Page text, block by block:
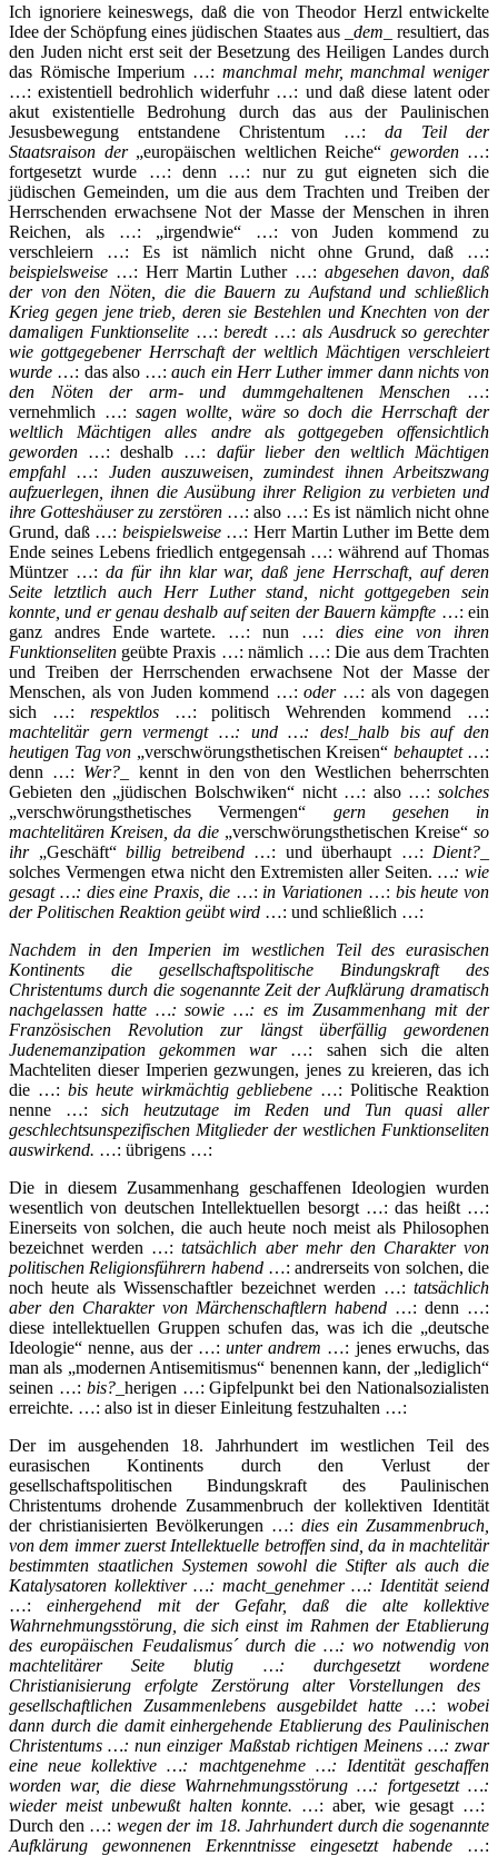
Ich ignoriere keineswegs, daß die von Theodor Herzl entwickelte
Idee der Schöpfung eines jüdischen Staates aus _ dem _ resultiert, das
den Juden nicht erst seit der Besetzung des Heiligen Landes durch
das Römische Imperium …: manchmal mehr, manchmal weniger
…: existentiell bedrohlich widerfuhr …: und daß diese latent oder
akut existentielle Bedrohung durch das aus der Paulinischen
Jesusbewegung entstandene Christentum …: da Teil der
Staatsraison der „europäischen weltlichen Reiche“ geworden…:
fortgesetzt wurde …: denn …: nur zu gut eigneten sich die
jüdischen Gemeinden, um die aus dem Trachten und Treiben der
Herrschenden erwachsene Not der Masse der Menschen in ihren
Reichen, als …: „irgendwie“ …: von Juden kommend zu
verschleiern …: Es ist nämlich nicht ohne Grund, daß …:
beispielsweise …: Herr Martin Luther …: abgesehen davon, daß
der von den Nöten, die die Bauern zu Aufstand und schließlich
Krieg gegen jene trieb, deren sie Bestehlen und Knechten von der
damaligen Funktionselite…:beredt …: als Ausdruck so gerechter
wie gottgegebener Herrschaft der weltlich Mächtigen verschleiert
wurde …: das also …:auch ein Herr Luther immer dann nichts von
den Nöten der arm- und dummgehaltenen Menschen …:
vernehmlich …: sagen wollte, wäre so doch die Herrschaft der
weltlich Mächtigen alles andre als gottgegeben offensichtlich
geworden …: deshalb …: dafür lieber den weltlich Mächtigen
empfahl …: Juden auszuweisen, zumindest ihnen Arbeitszwang
aufzuerlegen, ihnen die Ausübung ihrer Religion zu verbieten und
ihre Gotteshäuser zu zerstören …: also …: Es ist nämlich nicht ohne
Grund, daß …: beispielsweise…: Herr Martin Luther im Bette dem
Ende seines Lebens friedlich entgegensah …: während auf Thomas
Müntzer …: da für ihn klar war, daß jene Herrschaft, auf deren
Seite letztlich auch Herr Luther stand, nicht gottgegeben sein
konnte, und er genau deshalb auf seiten der Bauern kämpfte …: ein
ganz andres Ende wartete. …: nun …: dies eine von ihren
Funktionseliten geübte Praxis …: nämlich …: Die aus dem Trachten
und Treiben der Herrschenden erwachsene Not der Masse der
Menschen, als von Juden kommend …:oder…: als von dagegen
sich …: respektlos…: politisch Wehrenden kommend …:
machtelitär gern vermengt …: und …: des!_halb bis auf den
heutigen Tag von „verschwörungsthetischen Kreisen“ behauptet…:
denn …: Wer? _ kennt in den von den Westlichen beherrschten
Gebieten den „jüdischen Bolschwiken“ nicht …: also …: solches
„verschwörungsthetisches Vermengen“ gern gesehen in
machtelitären Kreisen, da die „verschwörungsthetischen Kreise“so
ihr„Geschäft“ billig betreibend…: und überhaupt …: Dient?
solches Vermengen etwa nicht den Extremisten aller Seiten.…:wie
gesagt …: dies eine Praxis, die …: in Variationen …: bis heute von
der Politischen Reaktion geübt wird …: und schließlich …:
Nachdem in den Imperien im westlichen Teil des eurasischen
Kontinents die gesellschaftspolitische Bindungskraft des
Christentums durch die sogenannte Zeit der Aufklärung dramatisch
nachgelassen hatte …: sowie …: es im Zusammenhang mit der
Französischen Revolution zur längst überfällig gewordenen
Judenemanzipation gekommen war…: sahen sich die alten
Machteliten dieser Imperien gezwungen, jenes zu kreieren, das ich
die …: bis heute wirkmächtig gebliebene …: Politische Reaktion
nenne …:sich heutzutage im Reden und Tun quasi aller
geschlechtsunspezifischen Mitglieder der westlichen Funktionseliten
auswirkend. …: übrigens …:
Die in diesem Zusammenhang geschaffenen Ideologien wurden
wesentlich von deutschen Intellektuellen besorgt …: das heißt …:
Einerseits von solchen, die auch heute noch meist als Philosophen
bezeichnet werden …:tatsächlich aber mehr den Charakter von
politischen Religionsführern habend…: andrerseits von solchen, die
noch heute als Wissenschaftler bezeichnet werden …: tatsächlich
aber den Charakter von Märchenschaftlern habend …: denn …:
diese intellektuellen Gruppen schufen das, was ich die „deutsche
Ideologie“ nenne, aus der …: unter andrem …: jenes erwuchs, das
man als „modernen Antisemitismus“ benennen kann, der „lediglich“
seinen …: bis?_herigen …: Gipfelpunkt bei den Nationalsozialisten
erreichte. …: also ist in dieser Einleitung festzuhalten …:
Der im ausgehenden 18. Jahrhundert im westlichen Teil des
eurasischen Kontinents durch den Verlust der
gesellschaftspolitischen Bindungskraft des Paulinischen
Christentums drohende Zusammenbruch der kollektiven Identität
der christianisierten Bevölkerungen …: dies ein Zusammenbruch,
von dem immer zuerst Intellektuelle betroffen sind, da in machtelitär
bestimmten staatlichen Systemen sowohl die Stifter als auch die
Katalysatoren kollektiver …: macht_ genehmer …: Identität seiend
…:einhergehend mit der Gefahr, daß die alte kollektive
Wahrnehmungsstörung, die sich einst im Rahmen der Etablierung
des europäischen Feudalismus´ durch die …:wo notwendig von
machtelitärer Seite blutig …: durchgesetztwordene
Christianisierung erfolgte Zerstörung alter Vorstellungen des
gesellschaftlichen Zusammenlebens ausgebildet hatte …: wobei
dann durch die damit einhergehende Etablierung des Paulinischen
Christentums …: nun einziger Maßstab richtigen Meinens …: zwar
eine neue kollektive …: machtgenehme …: Identität geschaffen
worden war, die diese Wahrnehmungsstörung …: fortgesetzt…:
wieder meist unbewußt halten konnte. …: aber, wie gesagt …:
Durch den …: wegen der im 18. Jahrhundert durch die sogenannte
Aufklärung gewonnenen Erkenntnisse eingesetzt habende …: